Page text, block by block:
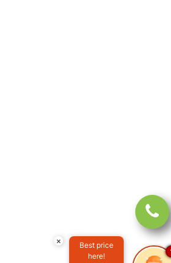
×
Best price
here!